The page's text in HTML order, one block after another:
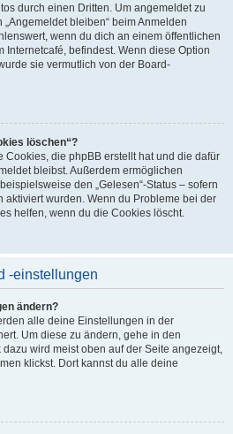
durch einen Dritten. Um angemeldet zu
bleiben“ beim Anmelden
wenn du dich an einem öffentlichen
Internetcafé, befindest. Wenn diese Option
sie vermutlich von der Board-
löschen“?
Cookies, die phpBB erstellt hat und die dafür
bleibst. Außerdem ermöglichen
den „Gelesen“-Status – sofern
aktiviert wurden. Wenn du Probleme bei der
helfen, wenn du die Cookies löscht.
-einstellungen
ändern?
alle deine Einstellungen in der
Um diese zu ändern, gehe in den
dazu wird meist oben auf der Seite angezeigt,
klickst. Dort kannst du alle deine